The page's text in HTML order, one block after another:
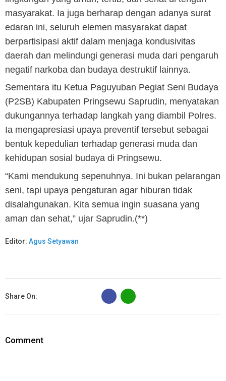
masyarakat. Ia juga berharap dengan adanya surat
edaran ini, seluruh elemen masyarakat dapat
berpartisipasi aktif dalam menjaga kondusivitas
daerah dan melindungi generasi muda dari pengaruh
negatif narkoba dan budaya destruktif lainnya.
Sementara itu Ketua Paguyuban Pegiat Seni Budaya
(P2SB) Kabupaten Pringsewu Saprudin, menyatakan
dukungannya terhadap langkah yang diambil Polres.
Ia mengapresiasi upaya preventif tersebut sebagai
bentuk kepedulian terhadap generasi muda dan
kehidupan sosial budaya di Pringsewu.
“Kami mendukung sepenuhnya. Ini bukan pelarangan
seni, tapi upaya pengaturan agar hiburan tidak
disalahgunakan. Kita semua ingin suasana yang
aman dan sehat,” ujar Saprudin.(**)
Editor: Agus Setyawan
Share On:
B
Comment